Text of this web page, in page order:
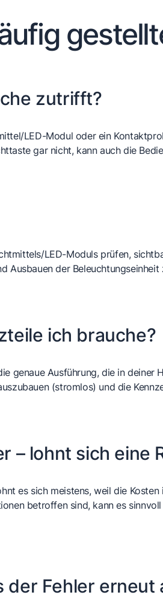
zutrifft?
LED-Modul oder ein
gar nicht, kann auch die
LED-Moduls prüfen,
Ausbauen der
ich brauche?
genaue Ausführung, die in
(stromlos) und die
– lohnt sich eine
es sich meistens, weil die
betroffen sind, kann es
der Fehler erneut